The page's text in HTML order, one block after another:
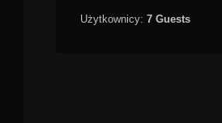
Użytkownicy: 7 Guests